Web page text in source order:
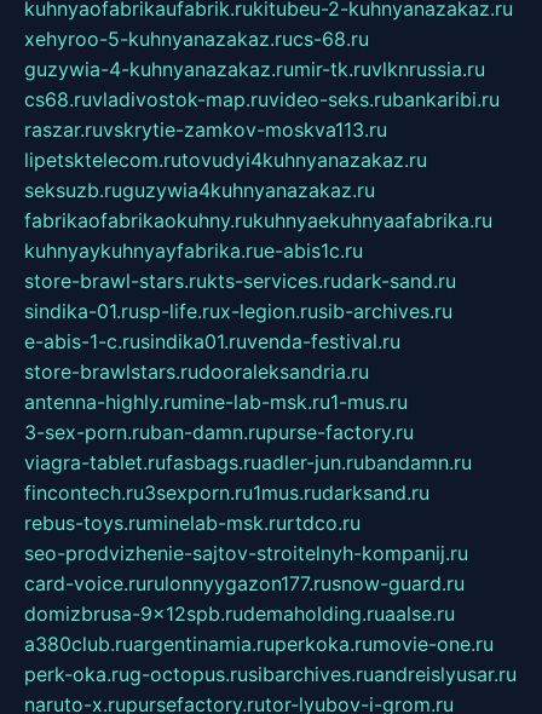
kuhnyaofabrikaufabrik.rukitubeu-2-kuhnyanazakaz.ru
xehyroo-5-kuhnyanazakaz.rucs-68.ru
guzywia-4-kuhnyanazakaz.rumir-tk.ruvlknrussia.ru
cs68.ruvladivostok-map.ruvideo-seks.rubankaribi.ru
raszar.ruvskrytie-zamkov-moskva113.ru
lipetsktelecom.rutovudyi4kuhnyanazakaz.ru
seksuzb.ruguzywia4kuhnyanazakaz.ru
fabrikaofabrikaokuhny.rukuhnyaekuhnyaafabrika.ru
kuhnyaykuhnyayfabrika.rue-abis1c.ru
store-brawl-stars.rukts-services.rudark-sand.ru
sindika-01.rusp-life.rux-legion.rusib-archives.ru
e-abis-1-c.rusindika01.ruvenda-festival.ru
store-brawlstars.rudooraleksandria.ru
antenna-highly.rumine-lab-msk.ru1-mus.ru
3-sex-porn.ruban-damn.rupurse-factory.ru
viagra-tablet.rufasbags.ruadler-jun.rubandamn.ru
fincontech.ru3sexporn.ru1mus.rudarksand.ru
rebus-toys.ruminelab-msk.rurtdco.ru
seo-prodvizhenie-sajtov-stroitelnyh-kompanij.ru
card-voice.rurulonnyygazon177.rusnow-guard.ru
domizbrusa-9x12spb.rudemaholding.ruaalse.ru
a380club.ruargentinamia.ruperkoka.rumovie-one.ru
perk-oka.rug-octopus.rusibarchives.ruandreislyusar.ru
naruto-x.rupursefactory.rutor-lyubov-i-grom.ru